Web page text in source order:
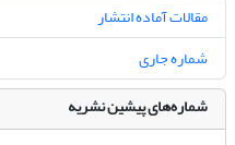
مقالات آماده انتشار
شماره جاری
شماره‌های پیشین نشریه